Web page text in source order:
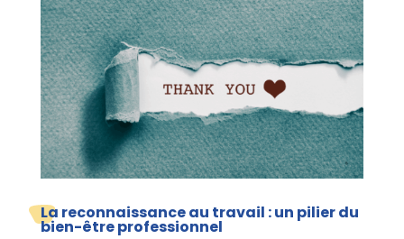
La reconnaissance au travail : un pilier du
bien-être professionnel